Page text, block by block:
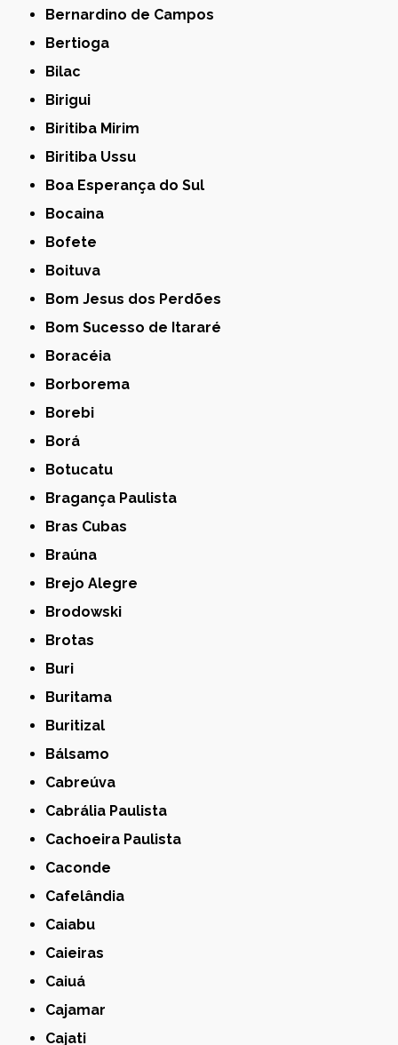
Bernardino de Campos
Bertioga
Bilac
Birigui
Biritiba Mirim
Biritiba Ussu
Boa Esperança do Sul
Bocaina
Bofete
Boituva
Bom Jesus dos Perdões
Bom Sucesso de Itararé
Boracéia
Borborema
Borebi
Borá
Botucatu
Bragança Paulista
Bras Cubas
Braúna
Brejo Alegre
Brodowski
Brotas
Buri
Buritama
Buritizal
Bálsamo
Cabreúva
Cabrália Paulista
Cachoeira Paulista
Caconde
Cafelândia
Caiabu
Caieiras
Caiuá
Cajamar
Cajati